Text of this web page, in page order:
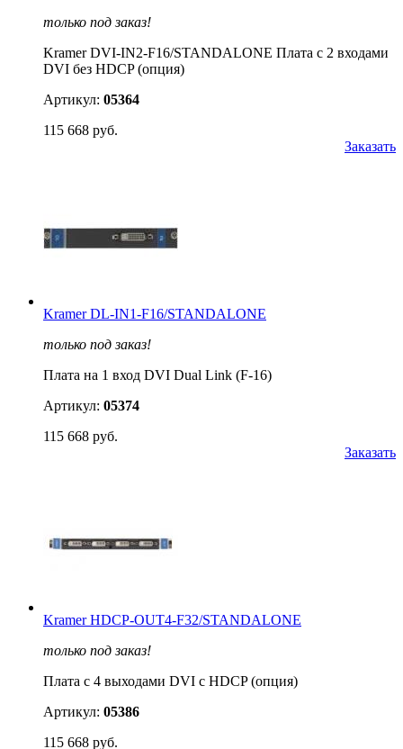
только под заказ!
Kramer DVI-IN2-F16/STANDALONE Плата c 2 входами
DVI без HDCP (опция)
Артикул: 05364
115 668 руб.
Заказать
Kramer DL-IN1-F16/STANDALONE
только под заказ!
Плата на 1 вход DVI Dual Link (F-16)
Артикул: 05374
115 668 руб.
Заказать
Kramer HDCP-OUT4-F32/STANDALONE
только под заказ!
Плата c 4 выходами DVI с HDCP (опция)
Артикул: 05386
115 668 руб.